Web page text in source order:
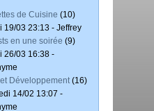
de Cuisine (10)
19/03 23:13 - Jeffrey
en une soirée (9)
26/03 16:38 -
Développement(16)
14/02 13:07 -